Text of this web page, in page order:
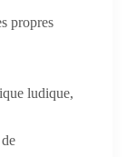
propres
ludique,